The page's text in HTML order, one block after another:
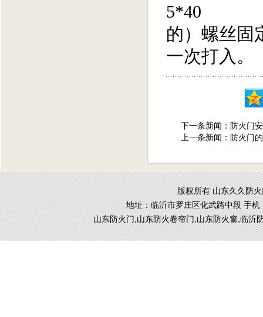
5*40
的）螺丝固
一次打入。
下一条新闻： 防火门
上一条新闻： 防火门
版权所有 山东久久防
地址：临沂市罗庄区化武路中段 手机
山东防火门,山东防火卷帘门,山东防火窗,临